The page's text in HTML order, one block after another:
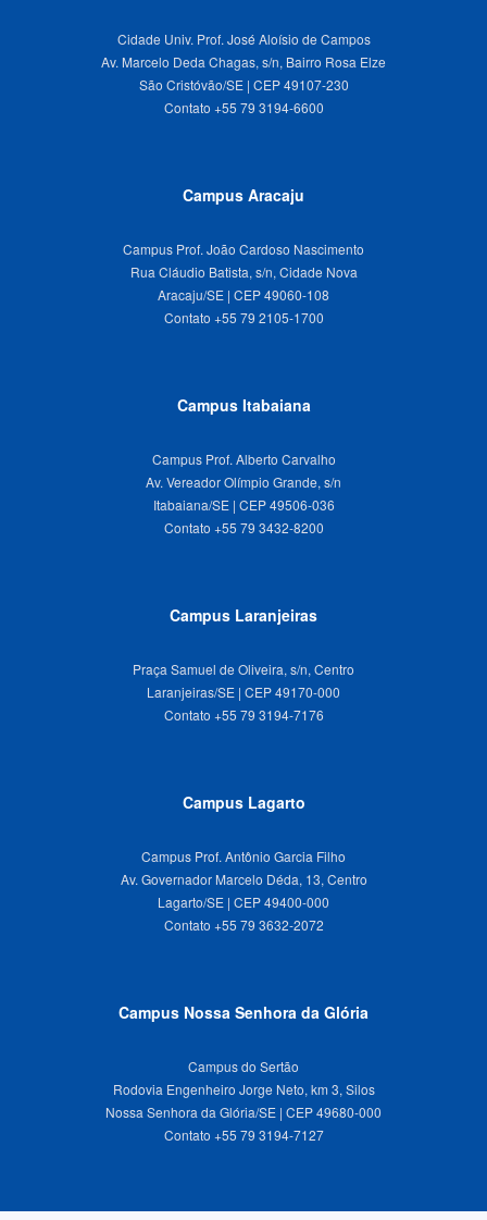
Cidade Univ. Prof. José Aloísio de Campos
Av. Marcelo Deda Chagas, s/n, Bairro Rosa Elze
São Cristóvão/SE | CEP 49107-230
Campus Aracaju
Campus Prof. João Cardoso Nascimento
Rua Cláudio Batista, s/n, Cidade Nova
Aracaju/SE | CEP 49060-108
Campus Itabaiana
Campus Prof. Alberto Carvalho
Av. Vereador Olímpio Grande, s/n
Itabaiana/SE | CEP 49506-036
Campus Laranjeiras
Praça Samuel de Oliveira, s/n, Centro
Laranjeiras/SE | CEP 49170-000
Campus Lagarto
Campus Prof. Antônio Garcia Filho
Av. Governador Marcelo Déda, 13, Centro
Lagarto/SE | CEP 49400-000
Campus Nossa Senhora da Glória
Campus do Sertão
Rodovia Engenheiro Jorge Neto, km 3, Silos
Nossa Senhora da Glória/SE | CEP 49680-000
Contato +55 79 3194-7127